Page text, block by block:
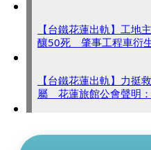
【台鐵花蓮出軌】工地
釀50死 肇事工程車衍
【台鐵花蓮出軌】力挺
屬 花蓮旅館公會聲明